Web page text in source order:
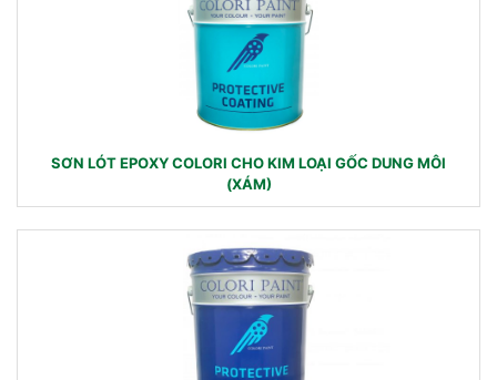
SƠN LÓT EPOXY COLORI CHO KIM LOẠI GỐC DUNG MÔI
(XÁM)